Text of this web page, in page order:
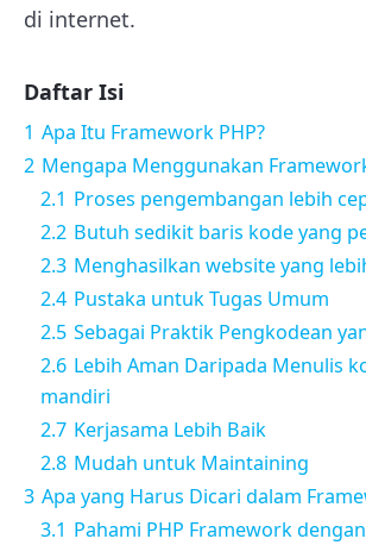
di internet.
Daftar Isi
1 Apa Itu Framework PHP?
2 Mengapa Menggunakan
2.1 Proses pengembangan lebih
2.2 Butuh sedikit baris kode yang
2.3 Menghasilkan website yang
2.4 Pustaka untuk Tugas Umum
2.5 Sebagai Praktik Pengkodean
2.6 Lebih Aman Daripada Menulis
mandiri
2.7 Kerjasama Lebih Baik
2.8 Mudah untuk Maintaining
3 Apa yang Harus Dicari dalam
3.1 Pahami PHP Framework